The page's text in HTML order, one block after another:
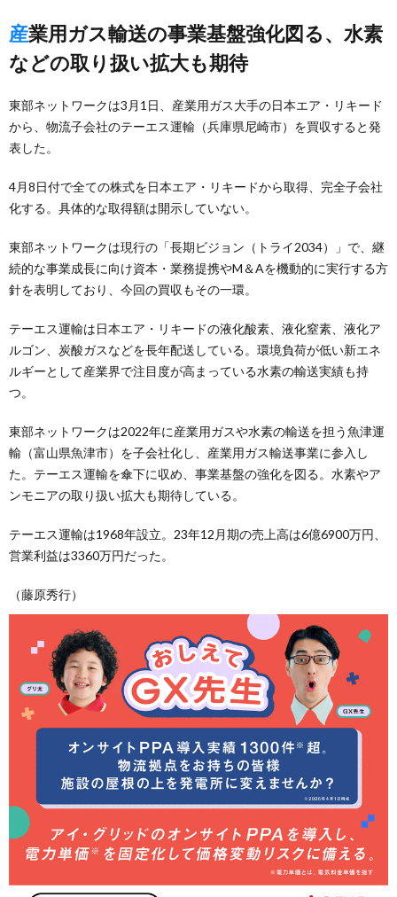
産業用ガス輸送の事業基盤強化図る、水素
などの取り扱い拡大も期待
東部ネットワークは3月1日、産業用ガス大手の日本エア・リキード
から、物流子会社のテーエス運輸（兵庫県尼崎市）を買収すると発
表した。
4月8日付で全ての株式を日本エア・リキードから取得、完全子会社
化する。具体的な取得額は開示していない。
東部ネットワークは現行の「長期ビジョン（トライ2034）」で、継
続的な事業成長に向け資本・業務提携やM＆Aを機動的に実行する方
針を表明しており、今回の買収もその一環。
テーエス運輸は日本エア・リキードの液化酸素、液化窒素、液化ア
ルゴン、炭酸ガスなどを長年配送している。環境負荷が低い新エネ
ルギーとして産業界で注目度が高まっている水素の輸送実績も持
つ。
東部ネットワークは2022年に産業用ガスや水素の輸送を担う魚津運
輸（富山県魚津市）を子会社化し、産業用ガス輸送事業に参入し
た。テーエス運輸を傘下に収め、事業基盤の強化を図る。水素やア
ンモニアの取り扱い拡大も期待している。
テーエス運輸は1968年設立。23年12月期の売上高は6億6900万円、
営業利益は3360万円だった。
（藤原秀行）